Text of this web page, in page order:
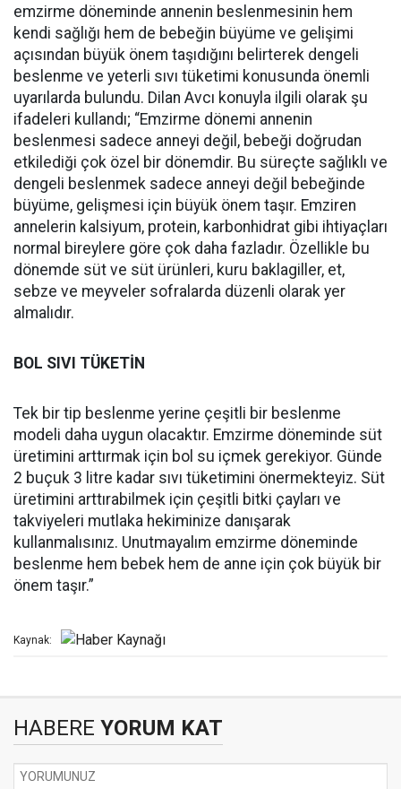
emzirme döneminde annenin beslenmesinin hem
kendi sağlığı hem de bebeğin büyüme ve gelişimi
açısından büyük önem taşıdığını belirterek dengeli
beslenme ve yeterli sıvı tüketimi konusunda önemli
uyarılarda bulundu. Dilan Avcı konuyla ilgili olarak şu
ifadeleri kullandı; “Emzirme dönemi annenin
beslenmesi sadece anneyi değil, bebeği doğrudan
etkilediği çok özel bir dönemdir. Bu süreçte sağlıklı ve
dengeli beslenmek sadece anneyi değil bebeğinde
büyüme, gelişmesi için büyük önem taşır. Emziren
annelerin kalsiyum, protein, karbonhidrat gibi ihtiyaçları
normal bireylere göre çok daha fazladır. Özellikle bu
dönemde süt ve süt ürünleri, kuru baklagiller, et,
sebze ve meyveler sofralarda düzenli olarak yer
almalıdır.
BOL SIVI TÜKETİN
Tek bir tip beslenme yerine çeşitli bir beslenme
modeli daha uygun olacaktır. Emzirme döneminde süt
üretimini arttırmak için bol su içmek gerekiyor. Günde
2 buçuk 3 litre kadar sıvı tüketimini önermekteyiz. Süt
üretimini arttırabilmek için çeşitli bitki çayları ve
takviyeleri mutlaka hekiminize danışarak
kullanmalısınız. Unutmayalım emzirme döneminde
beslenme hem bebek hem de anne için çok büyük bir
önem taşır.”
Kaynak:
HABERE YORUM KAT